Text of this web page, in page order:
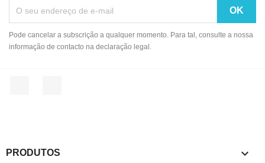
Pode cancelar a subscrição a qualquer momento. Para tal, consulte a nossa
informação de contacto na declaração legal.
PRODUTOS 